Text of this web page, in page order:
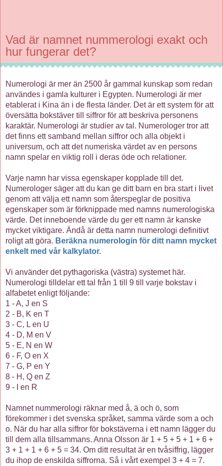
Vad är namnet nummerologi exakt och
hur fungerar det?
Numerologi är mer än 2500 år gammal kunskap som redan
användes i gamla kulturer i Egypten. Numerologi är mer
etablerat i Kina än i de flesta länder. Det är ett system för att
översätta bokstäver till siffror för att beskriva personens
karaktär. Numerologi är studier av tal. Numerologer tror att
det finns ett samband mellan siffror och alla objekt i
universum, och att det numeriska värdet av en persons
namn spelar en viktig roll i deras öde och relationer.
Varje namn har vissa egenskaper kopplade till det.
Numerologer säger att du kan ge ditt barn en bra start i livet
genom att välja ett namn som återspeglar de positiva
egenskaper som är förknippade med namns numerologiska
värde. Det inneboende värde du ger ett namn är kanske
mycket viktigare. Ändå är detta namn numerologi definitivt
roligt att göra. Beräkna numerologin för ditt namn mycket
enkelt med vår kalkylator.
Vi använder det pythagoriska (västra) systemet här.
Numerologi tilldelar ett tal från 1 till 9 till varje bokstav i
alfabetet enligt följande:
1 - A, J en S
2 - B, K en T
3 - C, L en U
4 - D, M en V
5 - E, N en W
6 - F, O en X
7 - G, P en Y
8 - H, Q en Z
9 - I en R
Namnet nummerologi räknar med å, ä och ö, som
förekommer i det svenska språket, samma värde som a och
o. När du har alla siffror för bokstäverna i ett namn lägger du
till dem alla tillsammans. Anna Olsson är 1 + 5 + 5 + 1 + 6 +
3 + 1 + 1 + 6 + 5 = 34. Om ditt resultat är en tvåsiffrig, lägger
du ihop de enskilda siffrorna. Så i vårt exempel 3 + 4 = 7.